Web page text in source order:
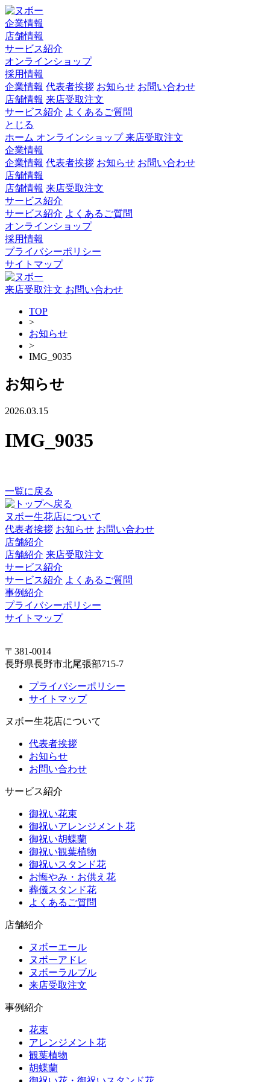
企業情報
店舗情報
サービス紹介
オンラインショップ
採用情報
企業情報 代表者挨拶 お知らせ お問い合わせ
店舗情報 来店受取注文
サービス紹介 よくあるご質問
とじる
ホーム オンラインショップ来店受取注文
企業情報
企業情報 代表者挨拶 お知らせ お問い合わせ
店舗情報
店舗情報 来店受取注文
サービス紹介
サービス紹介 よくあるご質問
オンラインショップ
採用情報
プライバシーポリシー
サイトマップ
来店受取注文 お問い合わせ
TOP
>
お知らせ
>
IMG_9035
お知らせ
2026.03.15
IMG_9035
一覧に戻る
ヌボー生花店について
代表者挨拶 お知らせ お問い合わせ
店舗紹介
店舗紹介 来店受取注文
サービス紹介
サービス紹介 よくあるご質問
事例紹介
プライバシーポリシー
サイトマップ
〒381-0014
長野県長野市北尾張部715-7
プライバシーポリシー
サイトマップ
ヌボー生花店について
代表者挨拶
お知らせ
お問い合わせ
サービス紹介
御祝い花束
御祝いアレンジメント花
御祝い胡蝶蘭
御祝い観葉植物
御祝いスタンド花
お悔やみ・お供え花
葬儀スタンド花
よくあるご質問
店舗紹介
ヌボーエール
ヌボーアドレ
ヌボーラルブル
来店受取注文
事例紹介
花束
アレンジメント花
観葉植物
胡蝶蘭